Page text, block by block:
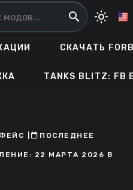
search light_mode
СКАЧАТЬ
TANKS BLITZ: FB
ㅤПОСЛЕДНЕЕ
22 МАРТА 2026 В